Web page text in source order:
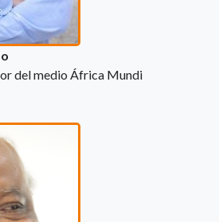
del medio África Mundi